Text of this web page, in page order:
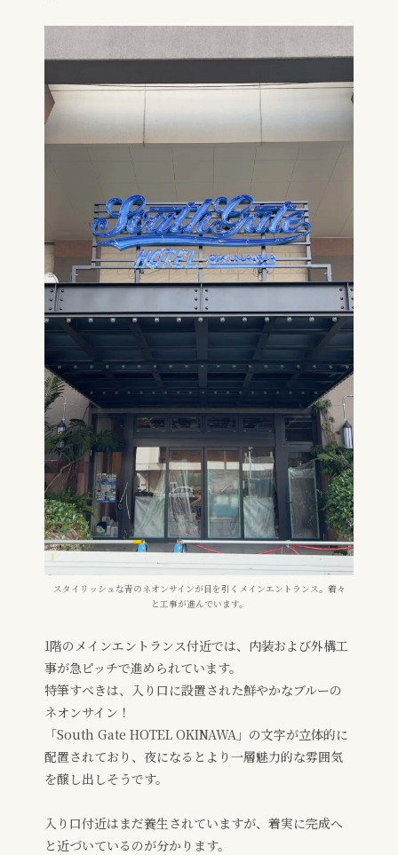
スタイリッシュな青のネオンサインが目を引くメインエントランス。着々
と工事が進んでいます。
1階のメインエントランス付近では、内装および外構工
事が急ピッチで進められています。
特筆すべきは、入り口に設置された鮮やかなブルーの
ネオンサイン！
「South Gate HOTEL OKINAWA」の文字が立体的に
配置されており、夜になるとより一層魅力的な雰囲気
を醸し出しそうです。
入り口付近はまだ養生されていますが、着実に完成へ
と近づいているのが分かります。